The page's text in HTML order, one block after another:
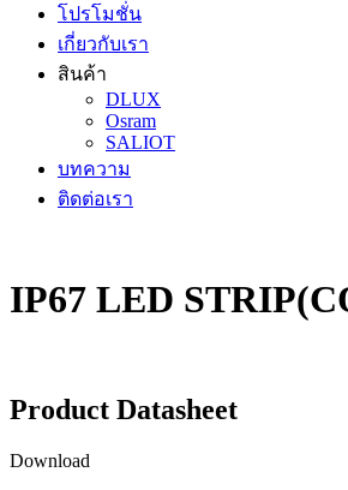
โปรโมชั่น
เกี่ยวกับเรา
สินค้า
DLUX
Osram
SALIOT
บทความ
ติดต่อเรา
IP67 LED
Product Datasheet
Download